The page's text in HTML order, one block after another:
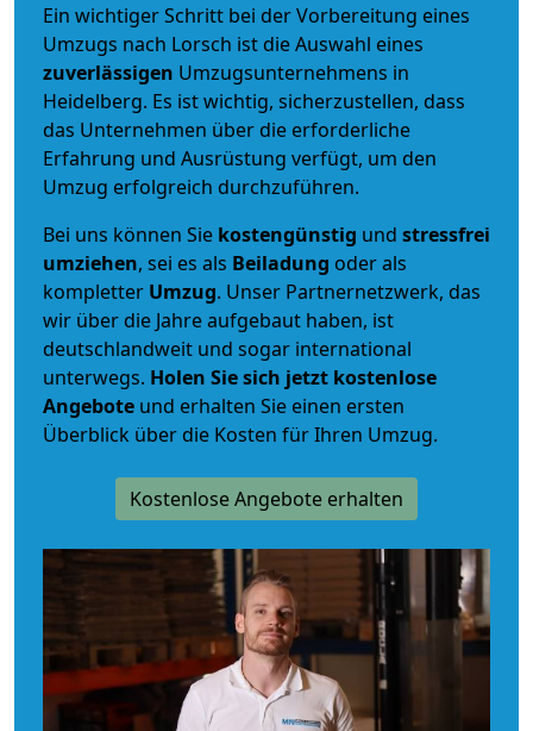
Ein wichtiger Schritt bei der Vorbereitung eines
Umzugs nach Lorsch ist die Auswahl eines
zuverlässigen Umzugsunternehmens in
Heidelberg. Es ist wichtig, sicherzustellen, dass
das Unternehmen über die erforderliche
Erfahrung und Ausrüstung verfügt, um den
Umzug erfolgreich durchzuführen.
Bei uns können Sie kostengünstig und stressfrei
umziehen, sei es als Beiladung oder als
kompletter Umzug. Unser Partnernetzwerk, das
wir über die Jahre aufgebaut haben, ist
deutschlandweit und sogar international
unterwegs. Holen Sie sich jetzt kostenlose
Angebote und erhalten Sie einen ersten
Überblick über die Kosten für Ihren Umzug.
Kostenlose Angebote erhalten